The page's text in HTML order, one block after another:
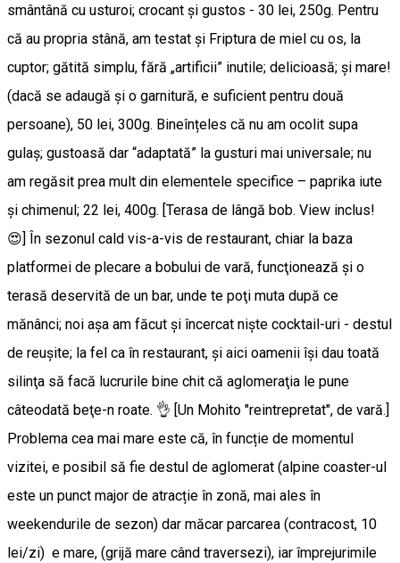
smântână cu usturoi; crocant și gustos - 30 lei, 250g. Pentru
că au propria stână, am testat și Friptura de miel cu os, la
cuptor; gătită simplu, fără „artificii” inutile; delicioasă; și mare!
(dacă se adaugă și o garnitură, e suficient pentru două
persoane), 50 lei, 300g. Bineînțeles că nu am ocolit supa
gulaș; gustoasă dar “adaptată” la gusturi mai universale; nu
am regăsit prea mult din elementele specifice – paprika iute
și chimenul; 22 lei, 400g. [Terasa de lângă bob. View inclus!
😍] În sezonul cald vis-a-vis de restaurant, chiar la baza
platformei de plecare a bobului de vară, funcţionează şi o
terasă deservită de un bar, unde te poţi muta după ce
mănânci; noi aşa am făcut şi încercat nişte cocktail-uri - destul
de reuşite; la fel ca în restaurant, şi aici oamenii îşi dau toată
silinţa să facă lucrurile bine chit că aglomeraţia le pune
câteodată beţe-n roate. 👌 [Un Mohito "reintrepretat", de vară.]
Problema cea mai mare este că, în funcție de momentul
vizitei, e posibil să fie destul de aglomerat (alpine coaster-ul
este un punct major de atracție în zonă, mai ales în
weekendurile de sezon) dar măcar parcarea (contracost, 10
lei/zi) e mare, (grijă mare când traversezi), iar împrejurimile